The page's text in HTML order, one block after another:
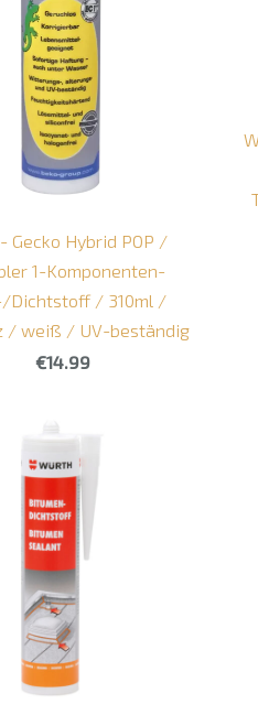
Gecko Hybrid POP /
1-Komponenten-
Dichtstoff / 310ml /
/ weiß / UV-beständig
€14.99